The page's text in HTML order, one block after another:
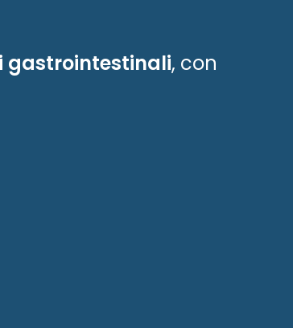
gastrointestinali, con